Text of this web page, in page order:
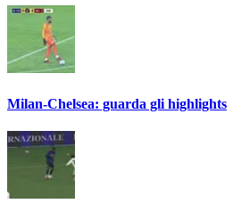
Milan-Chelsea: guarda gli highlights